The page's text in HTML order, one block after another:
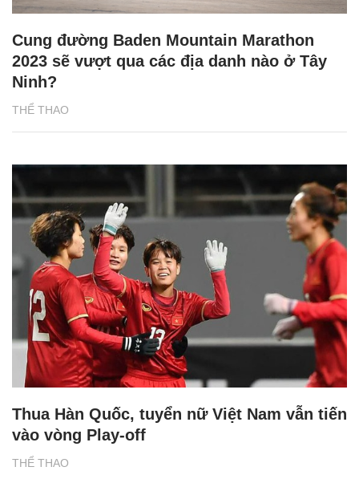
THỂ THAO
Cung đường Baden Mountain Marathon
2023 sẽ vượt qua các địa danh nào ở Tây
Ninh?
THỂ THAO
Thua Hàn Quốc, tuyển nữ Việt Nam vẫn tiến
vào vòng Play-off